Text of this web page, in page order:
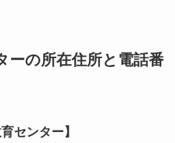
ーの所在住所と電話番
センター】